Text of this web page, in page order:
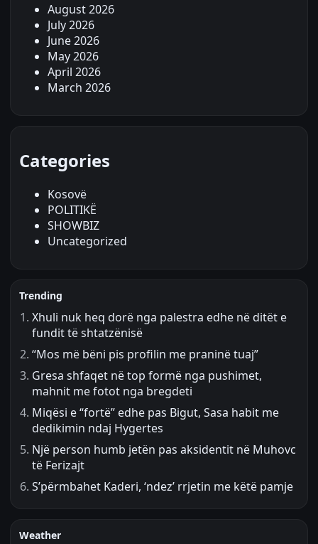
August 2026
July 2026
June 2026
May 2026
April 2026
March 2026
Categories
Kosovë
POLITIKË
SHOWBIZ
Uncategorized
Trending
Xhuli nuk heq dorë nga palestra edhe në ditët e
fundit të shtatzënisë
“Mos më bëni pis profilin me praninë tuaj”
Gresa shfaqet në top formë nga pushimet,
mahnit me fotot nga bregdeti
Miqësi e “fortë” edhe pas Bigut, Sasa habit me
dedikimin ndaj Hygertes
Një person humb jetën pas aksidentit në Muhovc
të Ferizajt
S’përmbahet Kaderi, ‘ndez’ rrjetin me këtë pamje
Weather